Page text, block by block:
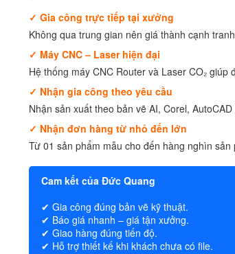
✓ Gia công trực tiếp tại xưởng
Không qua trung gian nên giá thành cạnh
✓ Máy CNC – Laser hiện đại
Hệ thống máy CNC Router và Laser CO₂
✓ Nhận gia công theo yêu cầu
Nhận sản xuất theo bản vẽ AI, Corel,
✓ Nhận đơn hàng từ nhỏ đến lớn
Từ 01 sản phẩm mẫu cho đến hàng nghìn
Cam kết của Đức Quang
✔ Gia công đúng bản vẽ kỹ thuật.
✔ Báo giá nhanh – giá tận xưởng.
✔ Giao hàng đúng tiến độ.
✔ Hỗ trợ thiết kế khi khách chưa có file.